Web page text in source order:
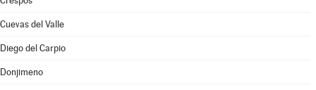
Cuevas del Valle
Diego del Carpio
Donjimeno